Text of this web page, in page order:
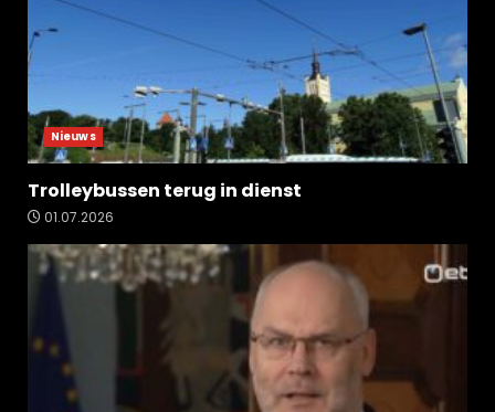
Nieuws
Trolleybussen terug in dienst
01.07.2026